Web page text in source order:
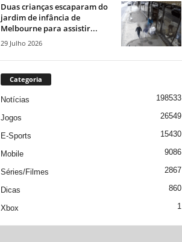
Duas crianças escaparam do
jardim de infância de
Melbourne para assistir...
29 Julho 2026
Categoria
Notícias 198533
Jogos 26549
E-Sports 15430
Mobile 9086
Séries/Filmes 2867
Dicas 860
Xbox 1